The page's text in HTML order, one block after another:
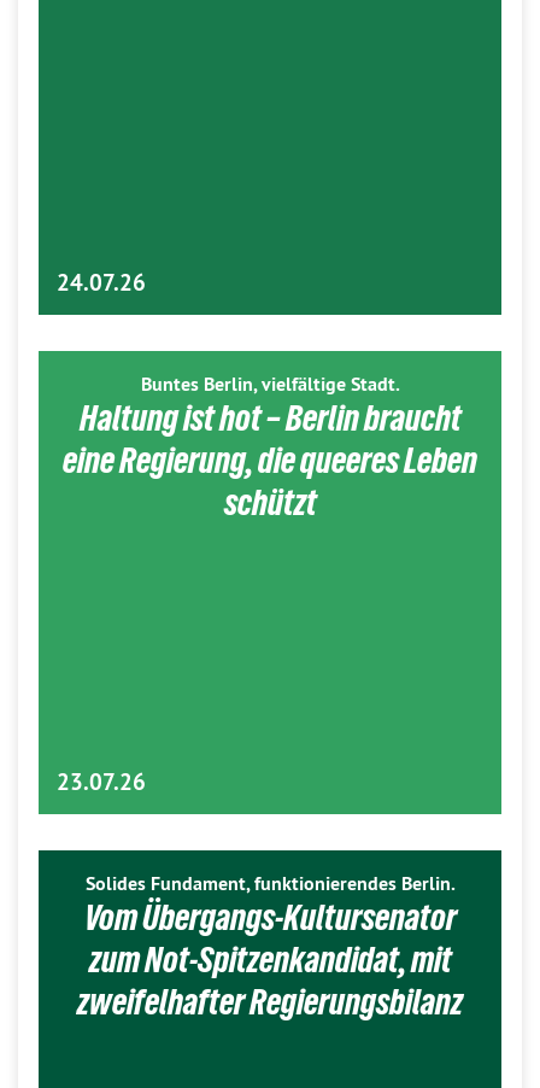
24.07.26
Buntes Berlin, vielfältige Stadt.
Haltung ist hot – Berlin braucht
eine Regierung, die queeres Leben
schützt
23.07.26
Solides Fundament, funktionierendes Berlin.
Vom Übergangs-Kultursenator
zum Not-Spitzenkandidat, mit
zweifelhafter Regierungsbilanz